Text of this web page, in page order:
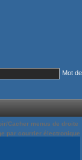
Mot
Cacher menus de droite
par courrier électronique